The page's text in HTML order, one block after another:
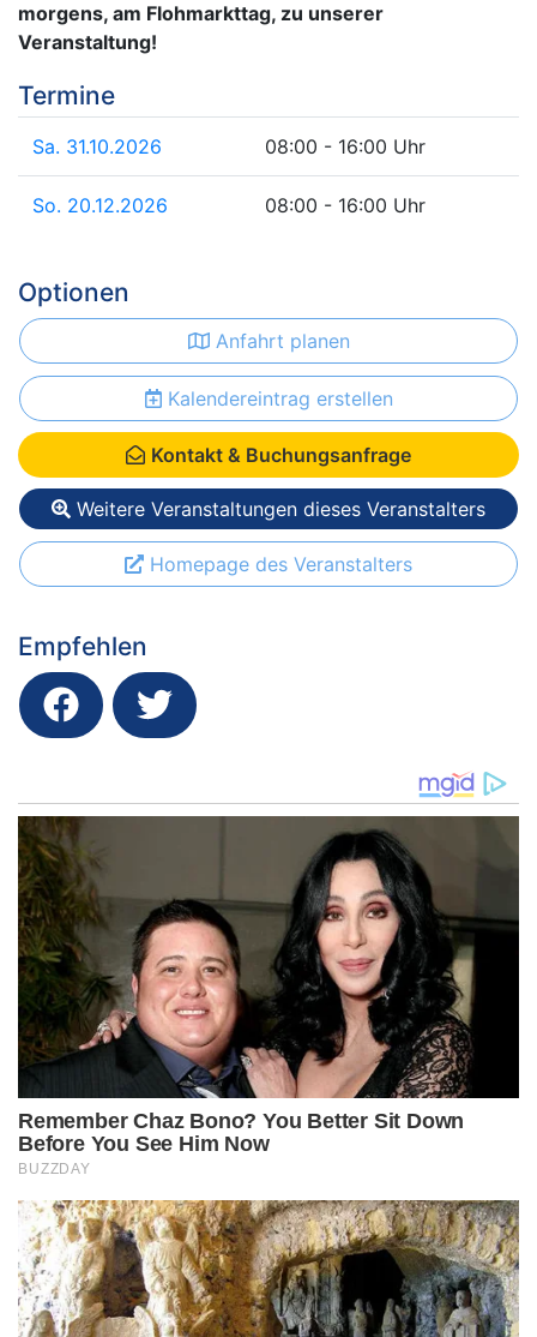
morgens, am Flohmarkttag, zu unserer
Veranstaltung!
Termine
Sa. 31.10.2026 08:00 - 16:00 Uhr
So. 20.12.2026 08:00 - 16:00 Uhr
Optionen
Anfahrt planen
Kalendereintrag erstellen
Kontakt & Buchungsanfrage
Weitere Veranstaltungen dieses Veranstalters
Homepage des Veranstalters
Empfehlen